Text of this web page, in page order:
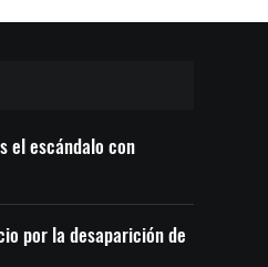
el escándalo con
por la desaparición de